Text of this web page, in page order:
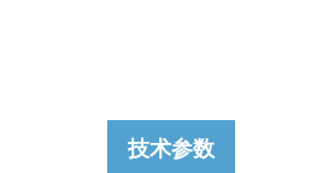
技术参数